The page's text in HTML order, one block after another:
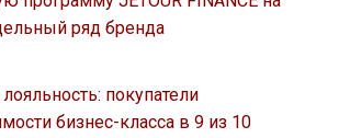
ряд бренда
покупатели
бизнес-класса в 9 из 10